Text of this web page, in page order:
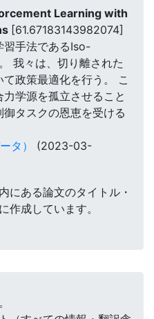
Learning with
[61.67183143982074]
習手法であるIso-
我々は、切り離された
政策最適化を行う。 こ
学源を孤立させること
タスクの恩恵を受ける
タ）
(2023-03-
にある論文のタイトル・
作成しています。